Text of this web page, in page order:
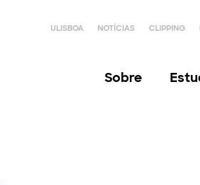
ULISBOA NOTÍCIAS CLIPPING
Sobre